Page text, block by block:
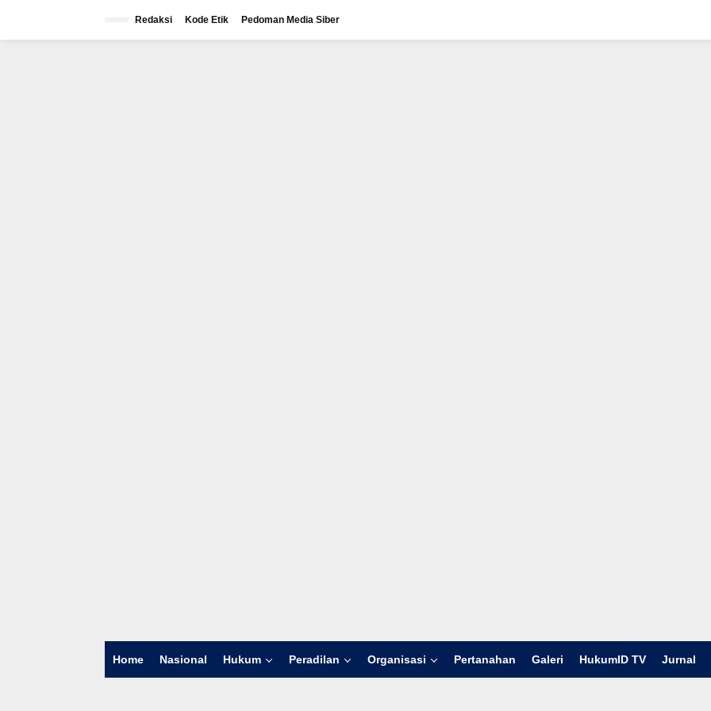
Redaksi Kode Etik Pedoman Media Siber
Home Nasional Hukum Peradilan Organisasi Pertanahan Galeri HukumID TV Jurnal